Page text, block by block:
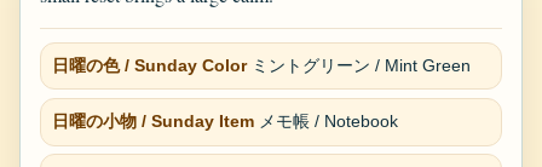
日曜の色 / Sunday Colorミントグリーン / Mint Green
日曜の小物 / Sunday Itemメモ帳 / Notebook